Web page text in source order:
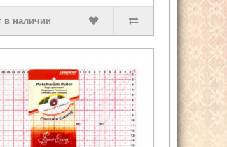
в наличии